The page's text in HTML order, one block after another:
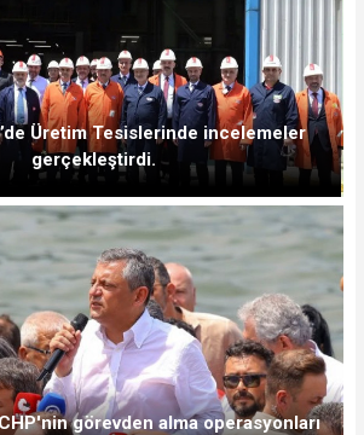
Üretim Tesislerinde incelemeler
gerçekleştirdi.
görevden alma operasyonları